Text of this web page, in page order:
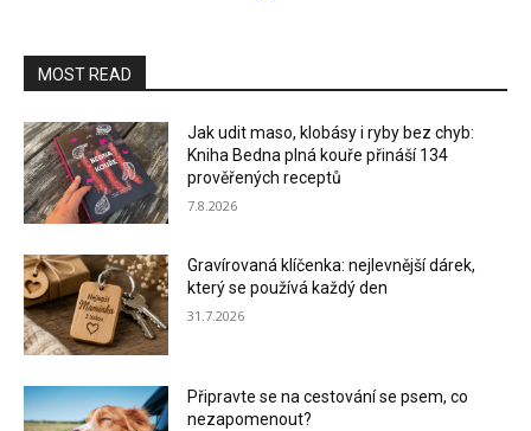
MOST READ
Jak udit maso, klobásy i ryby bez chyb:
Kniha Bedna plná kouře přináší 134
prověřených receptů
7.8.2026
Gravírovaná klíčenka: nejlevnější dárek,
který se používá každý den
31.7.2026
Připravte se na cestování se psem, co
nezapomenout?